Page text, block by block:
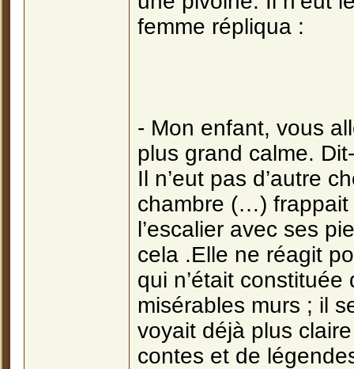
femme répliqua :
- Mon enfant, vous
plus grand calme.
Il n’eut pas d’autre
chambre (…) frappait
l’escalier avec ses
cela .Elle ne réagit
qui n’était
misérables murs ; il
voyait déjà plus
contes et de